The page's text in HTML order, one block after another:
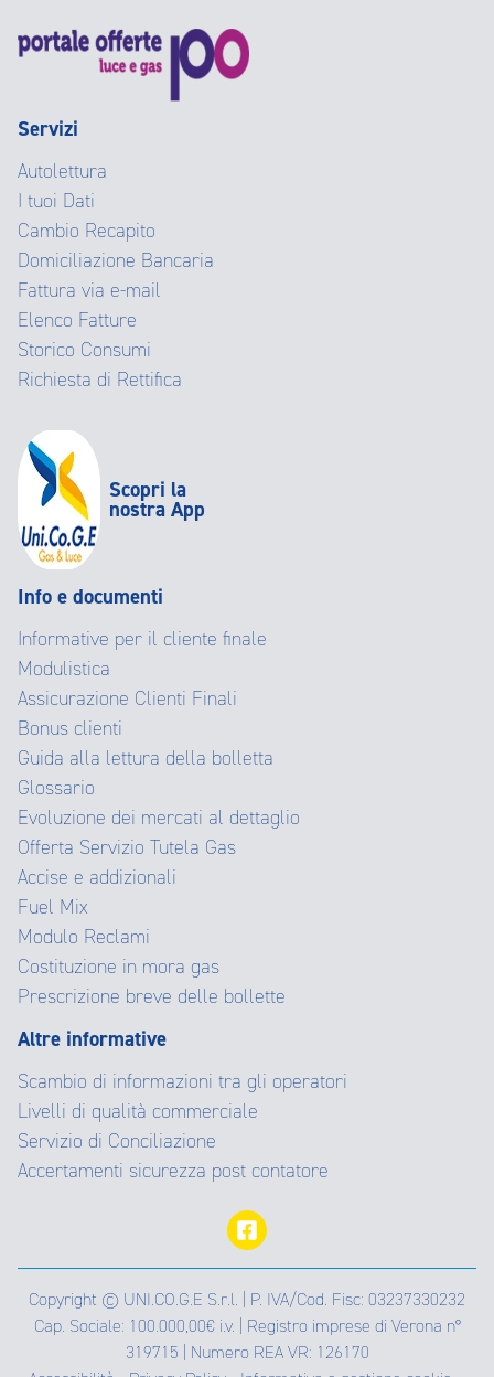
Servizi
Autolettura
I tuoi Dati
Cambio Recapito
Domiciliazione Bancaria
Fattura via e-mail
Elenco Fatture
Storico Consumi
Richiesta di Rettifica
Scopri la
nostra App
Info e documenti
Informative per il cliente finale
Modulistica
Assicurazione Clienti Finali
Bonus clienti
Guida alla lettura della bolletta
Glossario
Evoluzione dei mercati al dettaglio
Offerta Servizio Tutela Gas
Accise e addizionali
Fuel Mix
Modulo Reclami
Costituzione in mora gas
Prescrizione breve delle bollette
Altre informative
Scambio di informazioni tra gli operatori
Livelli di qualità commerciale
Servizio di Conciliazione
Accertamenti sicurezza post contatore
Copyright © UNI.CO.G.E S.r.l. | P. IVA/Cod. Fisc: 03237330232
Cap. Sociale: 100.000,00€ i.v. | Registro imprese di Verona n°
319715 | Numero REA VR: 126170